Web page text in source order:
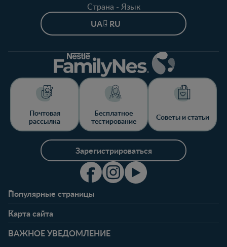
Страна - Язык
UA - RU
Почтовая
рассылка
Бесплатное
тестирование
Советы и статьи
Зарегистрироваться
Популярные страницы
Часто задаваемые
Личный кабинет
Карта сайта
Статьи
Статьи
ВАЖНОЕ УВЕДОМЛЕНИЕ